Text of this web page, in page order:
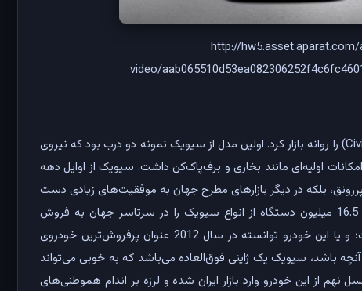
{mp4remote}http://
video/
در سال 1972 میلادی بود که هوندا اولین سری از سیویک (Civic) را روانه بازار کرد. اولین مدل از سیویک نمونه دو درب بود که نیروی
اولیه‌ای مانند بخاری و برف‌پاک‌کن داشت. سیویک از اوایل دهه
پررونق، بلکه در دیگر بازارهای مطرح جهان به موفقیت‌های زیادی دست
پیدا کند به طور مثال تا سال 2006 میلادی هوندا توانسته 16.5 میلیون دستگاه از انواع سیویک را در سرتاسر جهان به فروش
برساند که 7.3 میلیون از آن‌ها تنها در بازار آمریکا بوده است؛ و یا این خودرو توانسته در سال 2012 عنوان پرفروش‌ترین خودروی
که هر آنچه باشد، سیویک یک ژاپنی فوق‌العاده می‌باشد که به خوبی می‌تواند
از این خودرو وارد بازار ایران شده و لرزه بر اندام هموطنی‌های